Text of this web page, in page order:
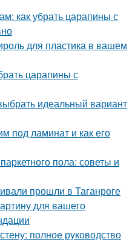
как убрать царапины с
для пластика в вашем
царапины с
идеальный вариант
под ламинат и как его
пола: советы и
прошли в Таганроге
для вашего
полное руководство